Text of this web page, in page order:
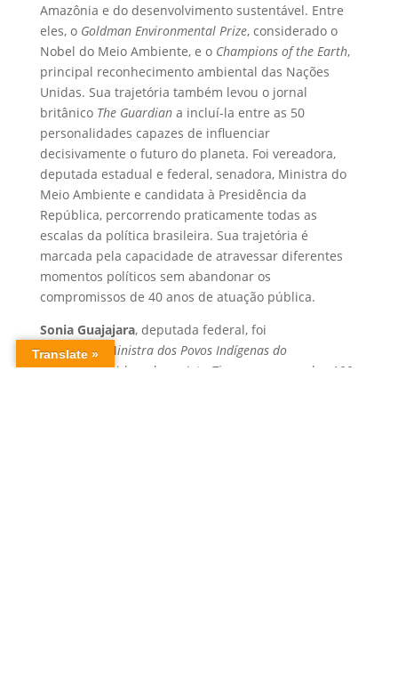
Amazônia e do desenvolvimento sustentável. Entre
eles, o Goldman Environmental Prize, considerado o
Nobel do Meio Ambiente, e o Champions of the Earth,
principal reconhecimento ambiental das Nações
Unidas. Sua trajetória também levou o jornal
britânico The Guardiana incluí-la entre as 50
personalidades capazes de influenciar
decisivamente o futuro do planeta. Foi vereadora,
deputada estadual e federal, senadora, Ministra do
Meio Ambiente e candidata à Presidência da
República, percorrendo praticamente todas as
escalas da política brasileira. Sua trajetória é
marcada pela capacidade de atravessar diferentes
momentos políticos sem abandonar os
compromissos de 40 anos de atuação pública.
Sonia Guajajara, deputada federal, foi
a primeira Ministra dos Povos Indígenas do
Brasil,escolhida pela revista Time
como uma das 100